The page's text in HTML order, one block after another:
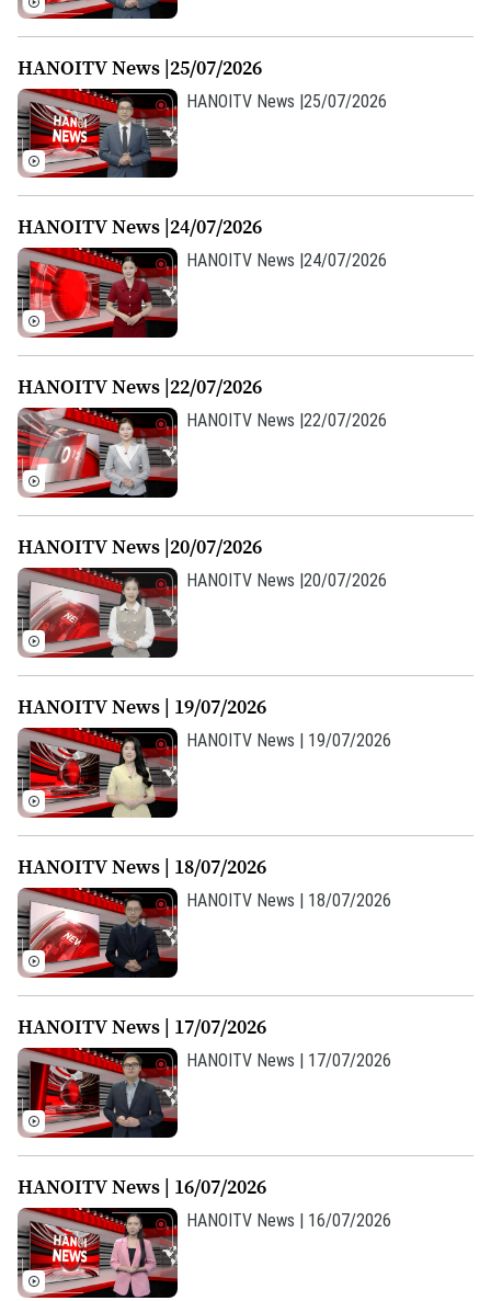
Theo dõi Hà Nội On
HANOITV News |25/07/2026
HANOITV News |25/07/2026
HANOITV News |24/07/2026
HANOITV News |24/07/2026
HANOITV News |22/07/2026
HANOITV News |22/07/2026
HANOITV News |20/07/2026
HANOITV News |20/07/2026
HANOITV News | 19/07/2026
HANOITV News | 19/07/2026
HANOITV News | 18/07/2026
HANOITV News | 18/07/2026
HANOITV News | 17/07/2026
HANOITV News | 17/07/2026
HANOITV News | 16/07/2026
HANOITV News | 16/07/2026